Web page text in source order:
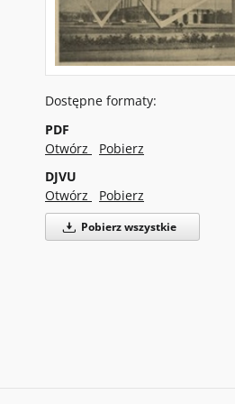
Dostępne formaty:
PDF
Otwórz
Pobierz
DJVU
Otwórz
Pobierz
Pobierz wszystkie